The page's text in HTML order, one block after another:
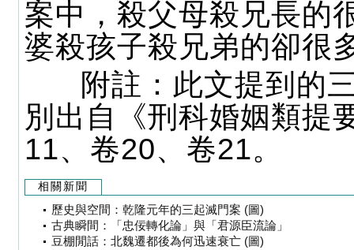
案中，殺父母殺兄長的
婆殺孩子殺兄弟的卻很
附註：此文提到的
別出自《刑科婚姻類提
11、卷20、卷21。
相關新聞
歷史與空間：乾隆元年的三起滅門案 (圖)
古典瞬間：「忠佞轉化論」與「君源臣流論」
豆棚閒話：北魏遷都後為何迅速衰亡 (圖)